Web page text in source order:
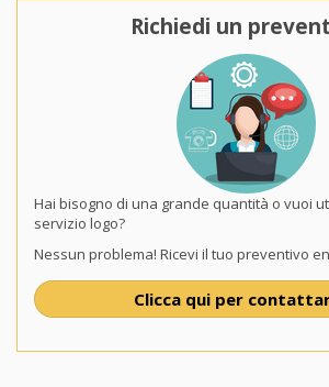
Richiedi un
Hai bisogno di una grande quantità o vuoi
servizio logo?
Nessun problema! Ricevi il tuo preventivo
Clicca qui per